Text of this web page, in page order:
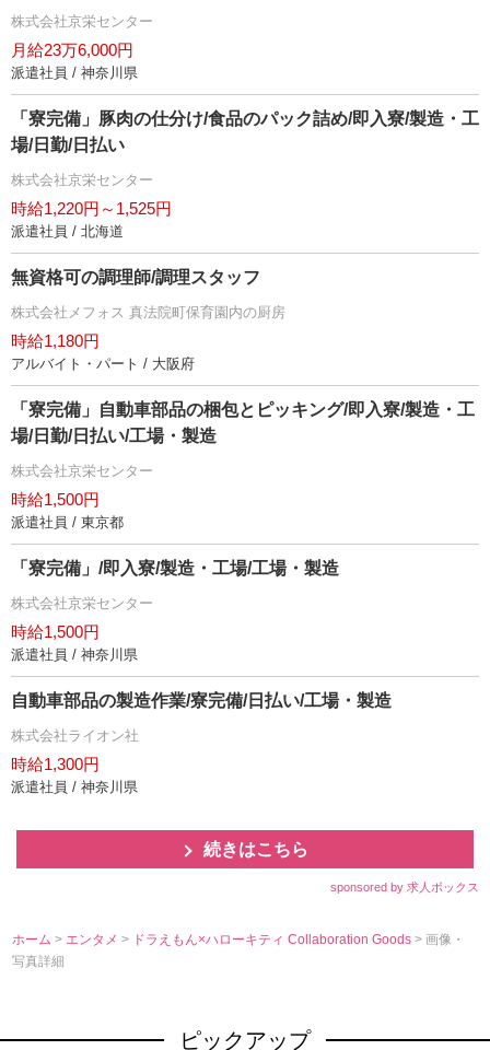
株式会社京栄センター
月給23万6,000円
派遣社員 / 神奈川県
「寮完備」豚肉の仕分け/食品のパック詰め/即入寮/製造・工
場/日勤/日払い
株式会社京栄センター
時給1,220円～1,525円
派遣社員 / 北海道
無資格可の調理師/調理スタッフ
株式会社メフォス 真法院町保育園内の厨房
時給1,180円
アルバイト・パート / 大阪府
「寮完備」自動車部品の梱包とピッキング/即入寮/製造・工
場/日勤/日払い/工場・製造
株式会社京栄センター
時給1,500円
派遣社員 / 東京都
「寮完備」/即入寮/製造・工場/工場・製造
株式会社京栄センター
時給1,500円
派遣社員 / 神奈川県
自動車部品の製造作業/寮完備/日払い/工場・製造
株式会社ライオン社
時給1,300円
派遣社員 / 神奈川県
続きはこちら
sponsored by 求人ボックス
ホーム > エンタメ> ドラえもん×ハローキティ Collaboration Goods> 画像・
写真詳細
ピックアップ